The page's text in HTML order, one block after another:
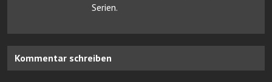
Serien.
Kommentar schreiben